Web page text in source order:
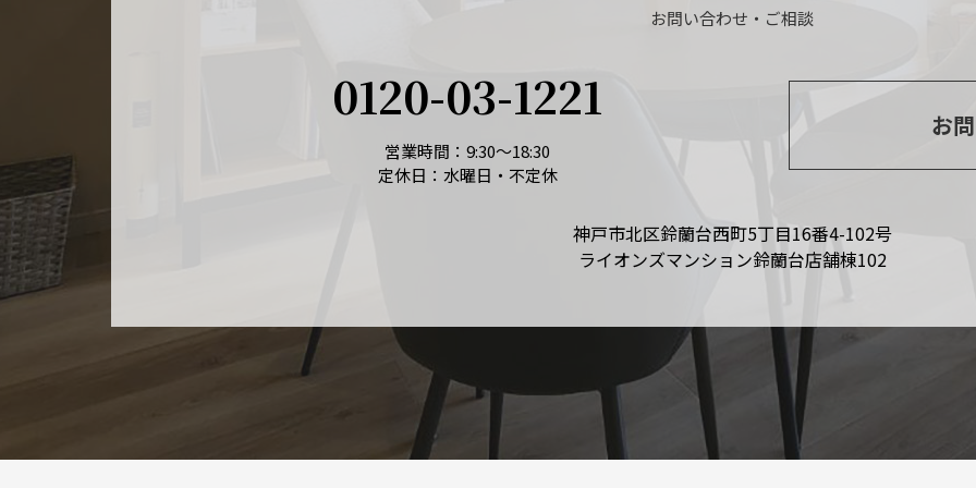
お問い合わせ・ご相談
0120-03-1221
営業時間：9:30～18:30
定休日：水曜日・不定休
お
神戸市北区鈴蘭台西町5丁目16番4-102号
ライオンズマンション鈴蘭台店舗棟102